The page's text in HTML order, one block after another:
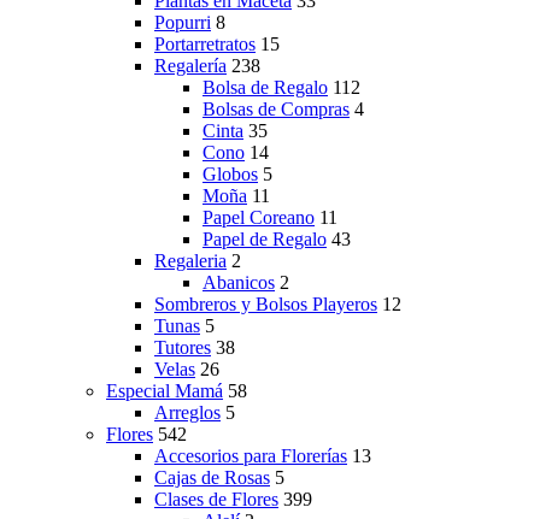
Popurri 8
Portarretratos 15
Regalería 238
Bolsa de Regalo 112
Bolsas de Compras 4
Cinta 35
Cono 14
Globos 5
Moña 11
Papel Coreano 11
Papel de Regalo 43
Regaleria 2
Abanicos 2
Sombreros y Bolsos Playeros 12
Tunas 5
Tutores 38
Velas 26
Especial Mamá 58
Arreglos 5
Flores 542
Accesorios para Florerías 13
Cajas de Rosas 5
Clases de Flores 399